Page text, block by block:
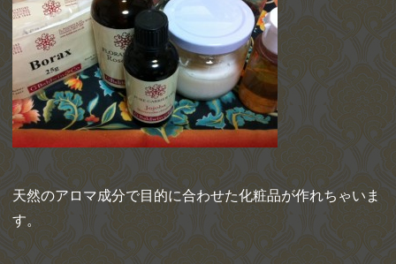
天然のアロマ成分で目的に合わせた化粧品が作れちゃいま
す。